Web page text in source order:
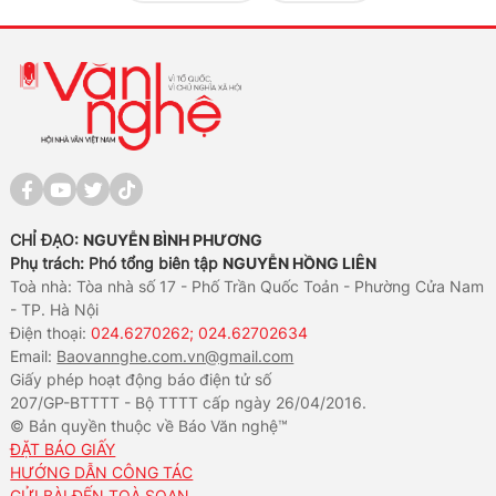
CHỈ ĐẠO: NGUYỄN BÌNH PHƯƠNG
Phụ trách: Phó tổng biên tập NGUYỄN HỒNG LIÊN
Toà nhà: Tòa nhà số 17 - Phố Trần Quốc Toản - Phường Cửa Nam
- TP. Hà Nội
Điện thoại:024.6270262; 024.62702634
Email: Baovannghe.com.vn@gmail.com
Giấy phép hoạt động báo điện tử số
207/GP-BTTTT - Bộ TTTT cấp ngày 26/04/2016.
© Bản quyền thuộc về Báo Văn nghệ™
ĐẶT BÁO GIẤY
HƯỚNG DẪN CÔNG TÁC